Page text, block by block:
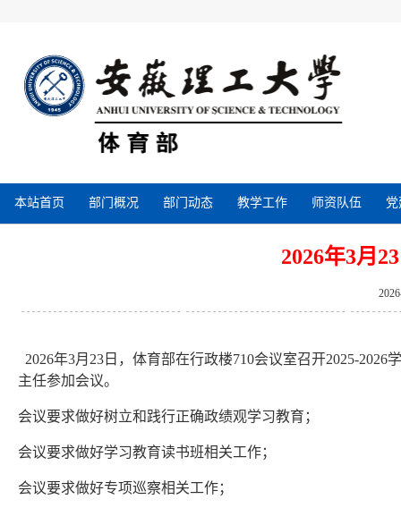
本站首页 部门概况 部门动态 教学工作 师资队伍 党
2026年3月
2026年3月23日，体育部在行政楼710会议室召开2025-
主任参加会议。
会议要求做好树立和践行正确政绩观学习教育；
会议要求做好学习教育读书班相关工作；
会议要求做好专项巡察相关工作；